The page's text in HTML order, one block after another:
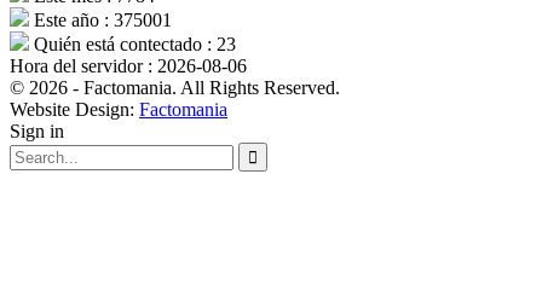
Este año : 375001
Quién está contectado : 23
Hora del servidor : 2026-08-06
© 2026 - Factomania. All Rights Reserved.
Website Design: Factomania
Sign in